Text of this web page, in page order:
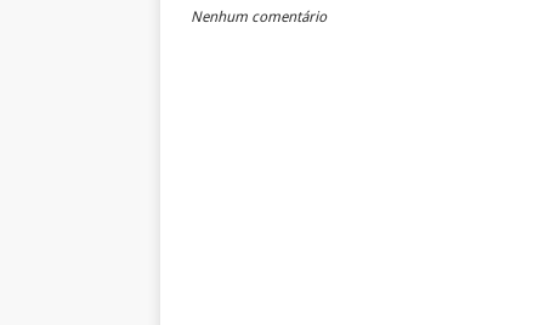
Nenhum comentário